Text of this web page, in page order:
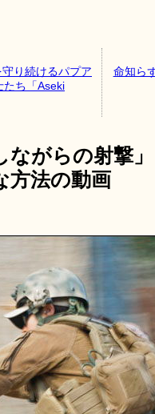
り続けるパプア
たち「Aseki
命知ら
ながらの射撃
方法の動画